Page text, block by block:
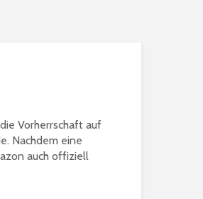
Vorherrschaft auf
Nachdem eine
auch offiziell